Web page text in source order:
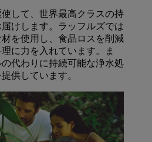
して、世界最高クラスの持
けします。ラッフルズでは
を使用し、食品ロスを削減
に力を入れています。ま
代わりに持続可能な浄水処
供しています。